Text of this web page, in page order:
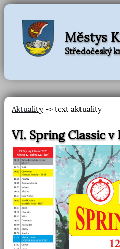
Městys
Středočeský
Aktuality -> text aktuality
VI. Spring Classic v